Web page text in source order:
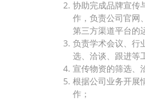
协助完成品牌宣传
作，负责公司官网
第三方渠道平台的
负责学术会议、行
选、洽谈、跟进等
宣传物资的筛选、
根据公司业务开展
作；